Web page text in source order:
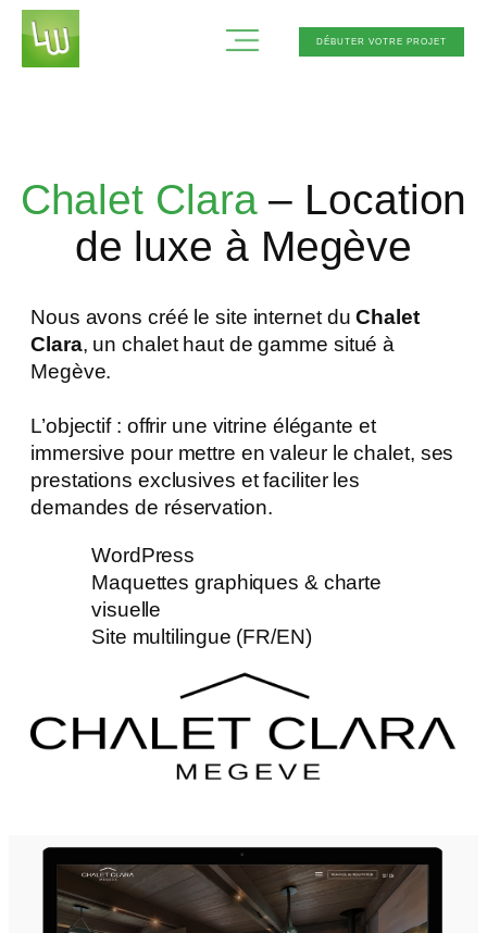
Aller
DÉBUTER VOTRE PROJET
Chalet Clara– Location
de luxe à Megève
Nous avons créé le site internet duChalet
Clara, un chalet haut de gamme situé à
Megève.
L’objectif : offrir une vitrine élégante et
immersive pour mettre en valeur le chalet, ses
prestations exclusives et faciliter les
demandes de réservation.
WordPress
Maquettes graphiques & charte
visuelle
Site multilingue (FR/EN)